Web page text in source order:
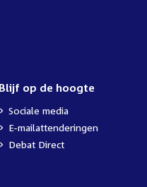
Blijf op de hoogte
Sociale media
E-mailattenderingen
Debat Direct